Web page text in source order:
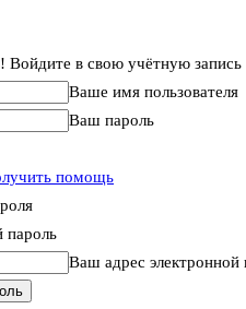
Войдите в свою учётную запись
Ваше имя пользователя
Ваш пароль
помощь
пароль
Ваш адрес электронной